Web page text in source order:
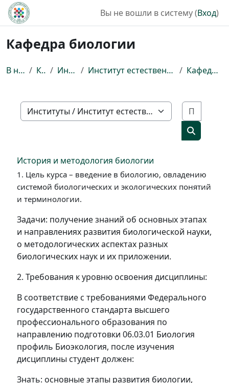
Перейти к основному содержанию
Вы не вошли в систему (Вход)
Кафедра биологии
В начало Курсы Институты Институт естественных наук и математики Кафедра биологии
Категории курсов
Поиск
История и методология биологии
1. Цель курса – введение в биологию, овладению
системой биологических и экологических понятий
и терминологии.
Задачи: получение знаний об основных этапах
и направлениях развития биологической науки,
о методологических аспектах разных
биологических наук и их приложении.
2. Требования к уровню освоения дисциплины:
В соответствие с требованиями Федерального
государственного стандарта высшего
профессионального образования по
направлению подготовки 06.03.01 Биология
профиль Биоэкология, после изучения
дисциплины студент должен:
Знать: основные этапы развития биологии,